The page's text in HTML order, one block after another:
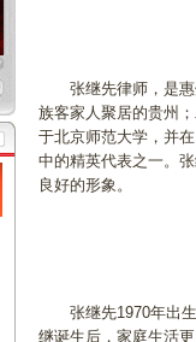
张继先律师，是惠
族客家人聚居的贵州
于北京师范大学，并
中的精英代表之一。
良好的形象。
张继先1970年出生
继诞生后，家庭生活